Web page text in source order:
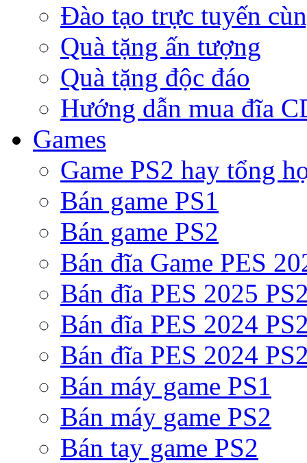
Đào tạo trực tuyến
Quà tặng ấn tượng
Quà tặng độc đáo
Hướng dẫn mua đĩa
Games
Game PS2 hay tổng
Bán game PS1
Bán game PS2
Bán đĩa Game PES
Bán đĩa PES 2025
Bán đĩa PES 2024
Bán đĩa PES 2024
Bán máy game PS1
Bán máy game PS2
Bán tay game PS2